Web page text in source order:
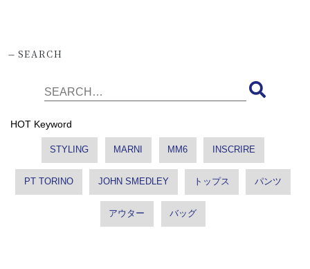
-SEARCH
HOT Keyword
STYLING MARNI MM6 INSCRIRE
PT TORINO JOHN SMEDLEY トップス パンツ
アウター バッグ